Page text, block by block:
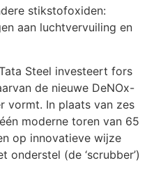
stikstofoxiden:
aan luchtvervuiling en
Steel investeert fors
de nieuwe DeNOx-
vormt. In plaats van zes
moderne toren van 65
op innovatieve wijze
(de ‘scrubber’)